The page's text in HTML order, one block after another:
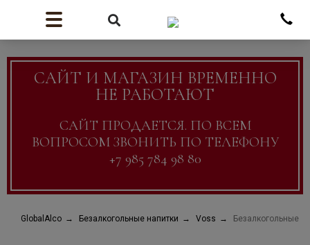
САЙТ И МАГАЗИН ВРЕМЕННО
НЕ РАБОТАЮТ
САЙТ ПРОДАЕТСЯ. ПО ВСЕМ
ВОПРОСОМ ЗВОНИТЬ ПО ТЕЛЕФОНУ
+7 985 784 98 80
GlobalAlco Безалкогольные напитки Voss Безалкогольные